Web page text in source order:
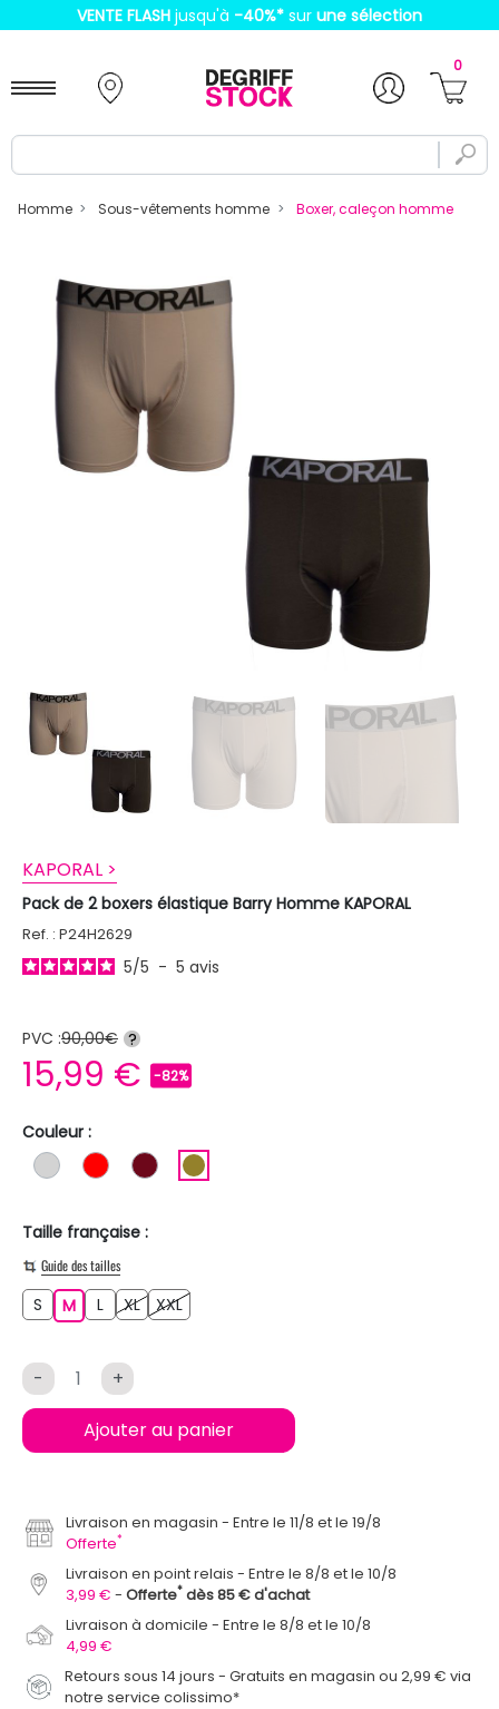
VENTE FLASH jusqu'à -40%* sur une sélection
0
Homme Sous-vêtements homme Boxer, caleçon homme
KAPORAL >
Pack de 2 boxers élastique Barry Homme KAPORAL
Ref. : P24H2629
5/5 - 5 avis
PVC :90,00€ ?
15,99 € -82%
Couleur :
GRIS CLAIR
ROUGEBORDEAUX
Taille française :
Guide des tailles
S MM L XLXL XXLXXL
- +
Ajouter au panier
Livraison en magasin
Entre le 11/8 et le 19/8
Offerte*
Livraison en point relais
Entre le 8/8 et le 10/8
3,99 €
Offerte* dès 85 € d'achat
Livraison à domicile
Entre le 8/8 et le 10/8
4,99 €
Retours sous 14 jours - Gratuits en magasin ou 2,99 € via
notre service colissimo*